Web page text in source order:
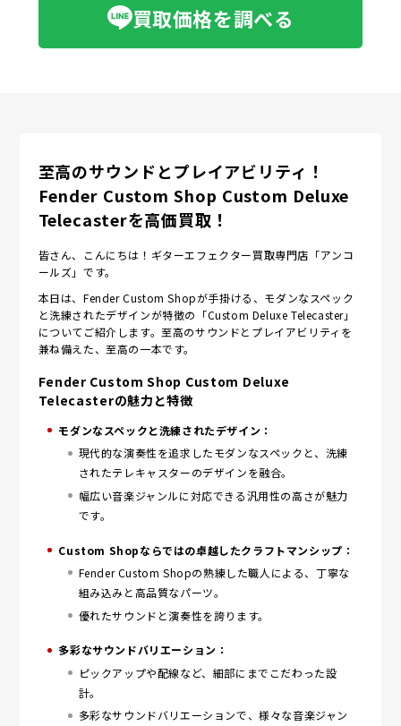
買取価格を調べる
至高のサウンドとプレイアビリティ！
Fender Custom Shop Custom Deluxe
Telecasterを高価買取！
皆さん、こんにちは！ギターエフェクター買取専門店「アンコ
ールズ」です。
本日は、Fender Custom Shopが手掛ける、モダンなスペック
と洗練されたデザインが特徴の「Custom Deluxe Telecaster」
についてご紹介します。至高のサウンドとプレイアビリティを
兼ね備えた、至高の一本です。
Fender Custom Shop Custom Deluxe
Telecasterの魅力と特徴
モダンなスペックと洗練されたデザイン：
現代的な演奏性を追求したモダンなスペックと、洗練
されたテレキャスターのデザインを融合。
幅広い音楽ジャンルに対応できる汎用性の高さが魅力
です。
Custom Shopならではの卓越したクラフトマンシップ：
Fender Custom Shopの熟練した職人による、丁寧な
組み込みと高品質なパーツ。
優れたサウンドと演奏性を誇ります。
多彩なサウンドバリエーション：
ピックアップや配線など、細部にまでこだわった設
計。
多彩なサウンドバリエーションで、様々な音楽ジャン